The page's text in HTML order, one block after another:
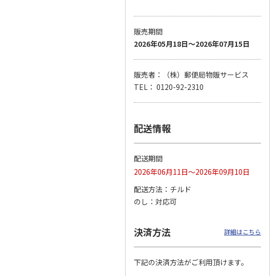
【グリーティング切
円…
4.8（11）
5,500円
4.6（7）
11,000円
販売期間
2026年05月18日～2026年07月15日
販売者：（株）郵便局物販サービス
TEL： 0120-92-2310
配送情報
配送期間
2026年06月11日～2026年09月10日
配送方法
チルド
のし
対応可
決済方法 詳細はこちら
下記の決済方法がご利用頂けます。